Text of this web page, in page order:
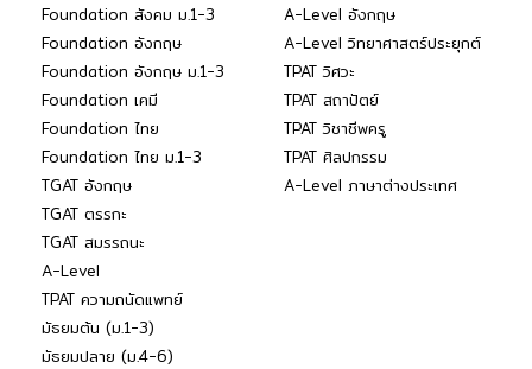
Foundation สังคม ม.1-3
Foundation อังกฤษ
Foundation อังกฤษ ม.1-3
Foundation เคมี
Foundation ไทย
Foundation ไทย ม.1-3
TGAT อังกฤษ
TGAT ตรรกะ
TGAT สมรรถนะ
A-Level
TPAT ความถนัดแพทย์
มัธยมต้น (ม.1-3)
มัธยมปลาย (ม.4-6)
A-Level อังกฤษ
A-Level วิทยาศาสตร์ประยุกต์
TPAT วิศวะ
TPAT สถาปัตย์
TPAT วิชาชีพครู
TPAT ศิลปกรรม
A-Level ภาษาต่างประเทศ